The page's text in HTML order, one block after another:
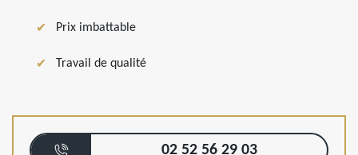
Prix imbattable
Travail de qualité
02 52 56 29 03